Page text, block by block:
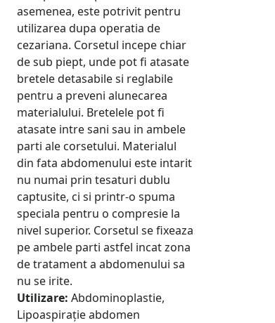
asemenea, este potrivit pentru
utilizarea dupa operatia de
cezariana. Corsetul incepe chiar
de sub piept, unde pot fi atasate
bretele detasabile si reglabile
pentru a preveni alunecarea
materialului. Bretelele pot fi
atasate intre sani sau in ambele
parti ale corsetului. Materialul
din fata abdomenului este intarit
nu numai prin tesaturi dublu
captusite, ci si printr-o spuma
speciala pentru o compresie la
nivel superior. Corsetul se fixeaza
pe ambele parti astfel incat zona
de tratament a abdomenului sa
nu se irite.
Utilizare: Abdominoplastie,
Lipoaspirație abdomen